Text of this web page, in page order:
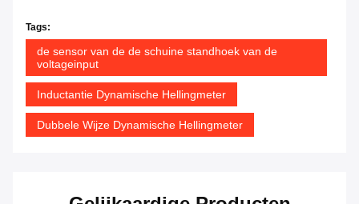
Tags:
de sensor van de de schuine standhoek van de
voltageinput
Inductantie Dynamische Hellingmeter
Dubbele Wijze Dynamische Hellingmeter